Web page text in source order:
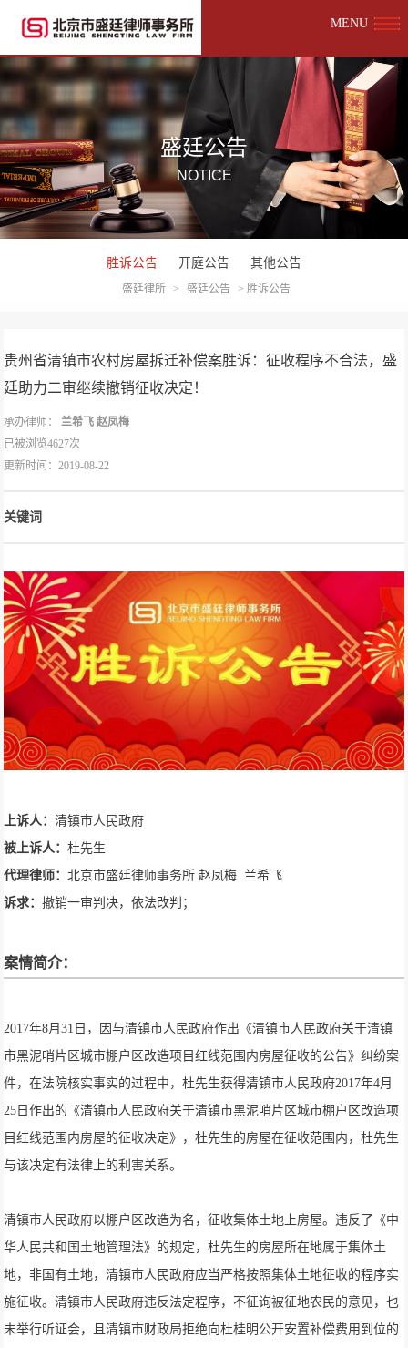
MENU
盛廷公告
NOTICE
胜诉公告 开庭公告 其他公告
盛廷律所 > 盛廷公告 > 胜诉公告
贵州省清镇市农村房屋拆迁补偿案胜诉：征收程序不合法，盛
廷助力二审继续撤销征收决定！
承办律师： 兰希飞 赵凤梅
已被浏览4627次
更新时间：2019-08-22
关键词
上诉人：清镇市人民政府
被上诉人：杜先生
代理律师： 北京市盛廷律师事务所 赵凤梅 兰希飞
诉求：撤销一审判决，依法改判；
案情简介：
2017年8月31日，因与清镇市人民政府作出《清镇市人民政府关于清镇
市黑泥哨片区城市棚户区改造项目红线范围内房屋征收的公告》纠纷案
件，在法院核实事实的过程中，杜先生获得清镇市人民政府2017年4月
25日作出的《清镇市人民政府关于清镇市黑泥哨片区城市棚户区改造项
目红线范围内房屋的征收决定》，杜先生的房屋在征收范围内，杜先生
与该决定有法律上的利害关系。
清镇市人民政府以棚户区改造为名，征收集体土地上房屋。违反了《中
华人民共和国土地管理法》的规定，杜先生的房屋所在地属于集体土
地，非国有土地，清镇市人民政府应当严格按照集体土地征收的程序实
施征收。清镇市人民政府违反法定程序，不征询被征地农民的意见，也
未举行听证会，且清镇市财政局拒绝向杜桂明公开安置补偿费用到位的